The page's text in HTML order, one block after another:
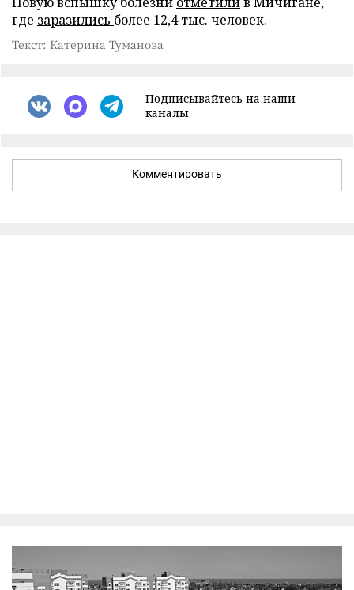
где заразились более 12,4 тыс. человек.
Текст: Катерина Туманова
Подписывайтесь на наши
каналы
Комментировать